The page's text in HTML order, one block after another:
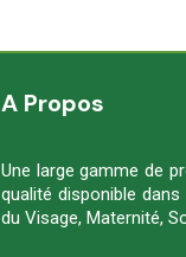
A Propos
Une large gamme de
qualité disponible
du Visage, Maternité,